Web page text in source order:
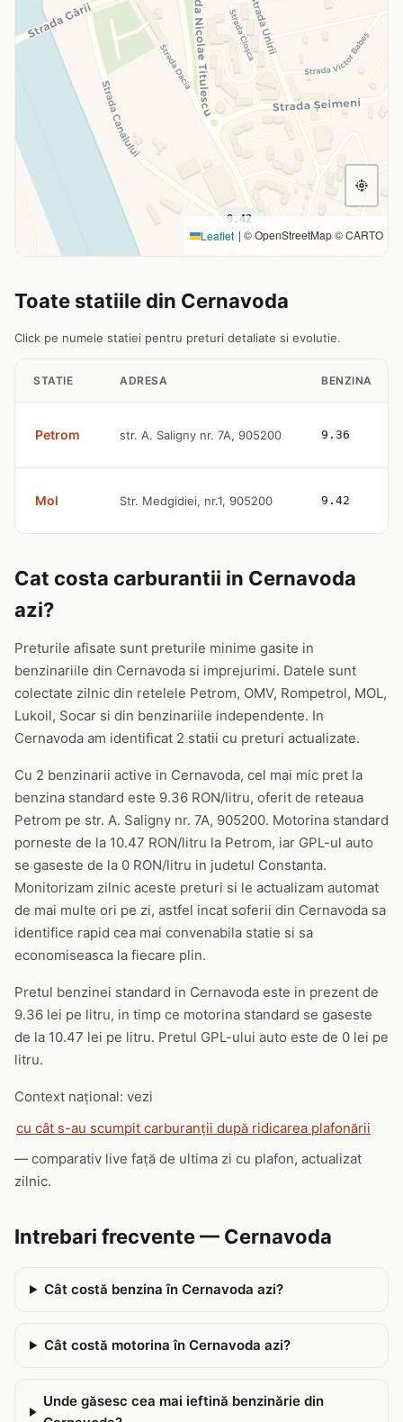
9.42
Leaflet | © OpenStreetMap © CARTO
Toate statiile din Cernavoda
Click pe numele statiei pentru preturi detaliate si evolutie.
STATIE ADRESA BENZINA
Petrom str. A. Saligny nr. 7A, 905200 9.36
Mol Str. Medgidiei, nr.1, 905200 9.42
Cat costa carburantii in Cernavoda
azi?
Preturile afisate sunt preturile minime gasite in
benzinariile din Cernavoda si imprejurimi. Datele sunt
colectate zilnic din retelele Petrom, OMV, Rompetrol, MOL,
Lukoil, Socar si din benzinariile independente. In
Cernavoda am identificat 2 statii cu preturi actualizate.
Cu 2 benzinarii active in Cernavoda, cel mai mic pret la
benzina standard este 9.36 RON/litru, oferit de reteaua
Petrom pe str. A. Saligny nr. 7A, 905200. Motorina standard
porneste de la 10.47 RON/litru la Petrom, iar GPL-ul auto
se gaseste de la 0 RON/litru in judetul Constanta.
Monitorizam zilnic aceste preturi si le actualizam automat
de mai multe ori pe zi, astfel incat soferii din Cernavoda sa
identifice rapid cea mai convenabila statie si sa
economiseasca la fiecare plin.
Pretul benzinei standard in Cernavoda este in prezent de
9.36 lei pe litru, in timp ce motorina standard se gaseste
de la 10.47 lei pe litru. Pretul GPL-ului auto este de 0 lei pe
litru.
Context național: vezi
cu cât s-au scumpit carburanții după ridicarea plafonării
— comparativ live față de ultima zi cu plafon, actualizat
zilnic.
Intrebari frecvente — Cernavoda
Cât costă benzina în Cernavoda azi?
Cât costă motorina în Cernavoda azi?
Unde găsesc cea mai ieftină benzinărie din